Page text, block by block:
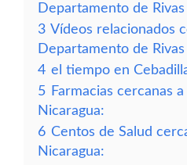
Departamento de
3 Vídeos relacionados
Departamento de Rivas
4 el tiempo en
5 Farmacias cercanas
Nicaragua:
6 Centos de Salud
Nicaragua: